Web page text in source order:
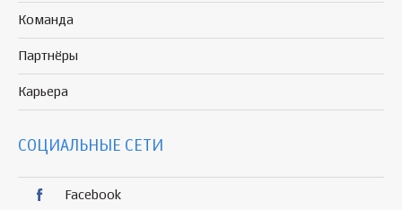
Команда
Партнёры
Карьера
СОЦИАЛЬНЫЕ СЕТИ
Facebook